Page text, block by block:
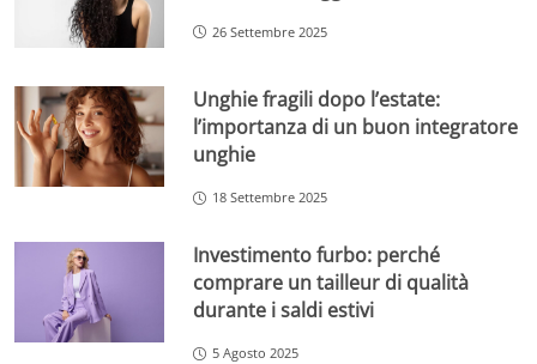
26 Settembre 2025
Unghie fragili dopo l’estate:
l’importanza di un buon integratore
unghie
18 Settembre 2025
Investimento furbo: perché
comprare un tailleur di qualità
durante i saldi estivi
5 Agosto 2025